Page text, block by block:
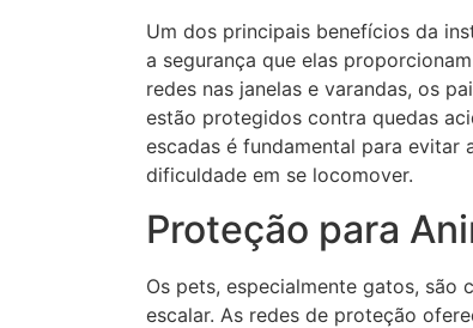
Um dos principais benefícios da
a segurança que elas
redes nas janelas e varandas, os
estão protegidos contra quedas
escadas é fundamental para
dificuldade em se locomover.
Proteção para
Os pets, especialmente gatos, são
escalar. As redes de proteção